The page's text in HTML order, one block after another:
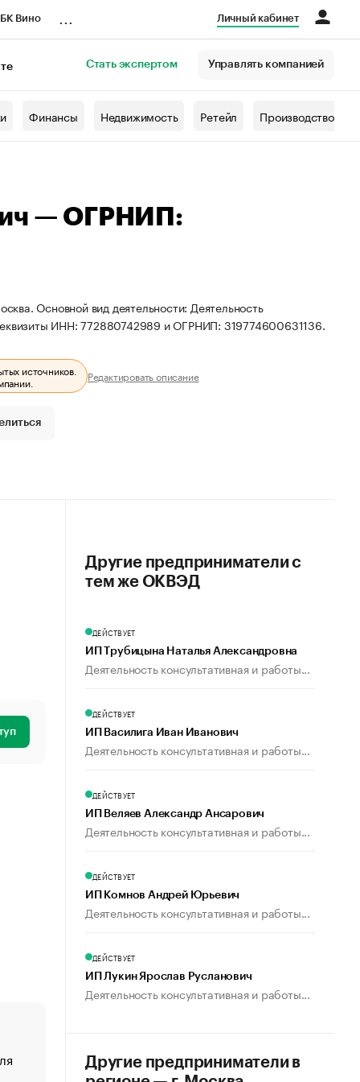
Вино Личный кабинет
Стать экспертом Управлять компанией
Финансы Недвижимость Ретейл Производство
— ОГРНИП:
Основной вид деятельности: Деятельность
ИНН: 772880742989 и ОГРНИП: 319774600631136.
источников.
Редактировать описание
«От спорта тело стареет иначе». Как живет глава
создавшей GTA
Другие предприниматели с
тем же ОКВЭД
ДЕЙСТВУЕТ
ИП Трубицына Наталья Александровна
Деятельность консультативная и работы...
ДЕЙСТВУЕТ
ИП Василига Иван Иванович
Деятельность консультативная и работы...
ДЕЙСТВУЕТ
ИП Веляев Александр Ансарович
Деятельность консультативная и работы...
ДЕЙСТВУЕТ
ИП Комнов Андрей Юрьевич
Деятельность консультативная и работы...
ДЕЙСТВУЕТ
ИП Лукин Ярослав Русланович
Деятельность консультативная и работы...
Другие предприниматели в